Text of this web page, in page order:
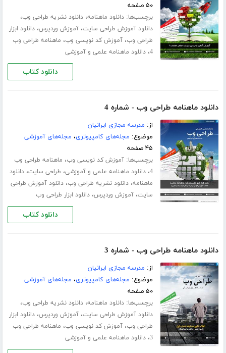
۵۰ صفحه
برچسب‌ها:دانلود ماهنامه،دانلود نشریه طراحی وب،
دانلود آموزش طراحی سایت،آموزش وردپرس،دانلود ابزار
طراحی وب،آموزش کد نویسی وب، ماهنامه طراحی وب
4،دانلود ماهنامه علمی و آموزشی
دانلود کتاب
دانلود ماهنامه طراحی وب - شماره 4
از: مدرسه مجازی ایرانیان
موضوع: مجله‌های کامپیوتری، مجله‌های آموزشی
۴۵ صفحه
برچسب‌ها:آموزش کد نویسی وب، ماهنامه طراحی وب
4،دانلود ماهنامه علمی و آموزشی، طراحی سایت،دانلود
ماهنامه،دانلود نشریه طراحی وب،دانلود آموزش طراحی
سایت،آموزش وردپرس،دانلود ابزار طراحی وب
دانلود کتاب
دانلود ماهنامه طراحی وب - شماره 3
از: مدرسه مجازی ایرانیان
موضوع: مجله‌های کامپیوتری، مجله‌های آموزشی
۵۰ صفحه
برچسب‌ها:دانلود ماهنامه،دانلود نشریه طراحی وب،
دانلود آموزش طراحی سایت،آموزش وردپرس،دانلود ابزار
طراحی وب،آموزش کد نویسی وب، ماهنامه طراحی وب
3،دانلود ماهنامه علمی و آموزشی